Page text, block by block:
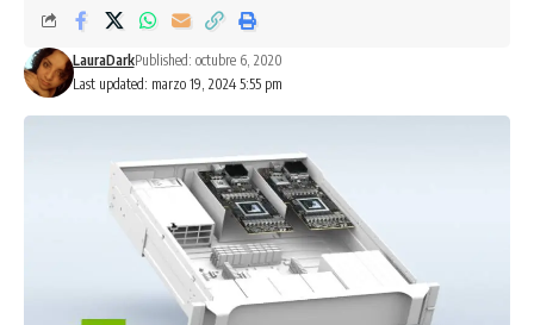
Last updated: marzo 19, 2024 5:55 pm
LauraDarkPublished: octubre 6, 2020